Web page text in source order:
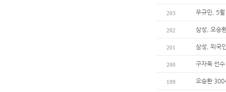
203 우규민, 5
202 삼성, 오승
201 삼성, 외국
200 구자욱 선
199 오승환 300